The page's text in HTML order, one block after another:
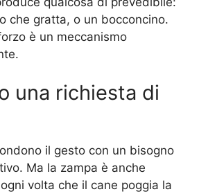
che gratta, o un bocconcino.
è un meccanismo
una richiesta di
il gesto con un bisogno
Ma la zampa è anche
volta che il cane poggia la